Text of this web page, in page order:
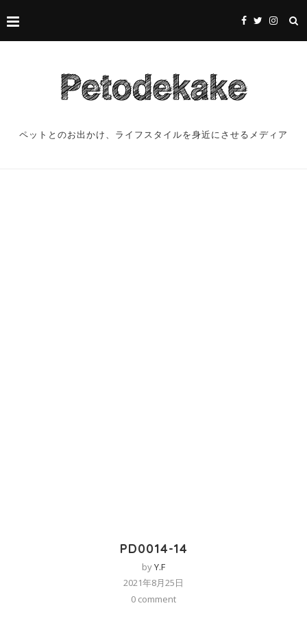
ペットとのお出かけ、ライフスタイルを身近にさせるメディア
PD0014-14
byY.F
2021年8月25日
0 comment